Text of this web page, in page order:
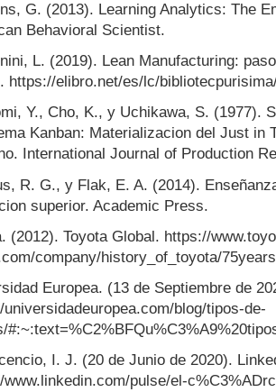
G. (2013). Learning Analytics: The
Behavioral Scientist.
L. (2019). Lean Manufacturing:
https://elibro.net/es/lc/
Y., Cho, K., y Uchikawa, S. (1977).
Kanban: Materializacion del Just in
International Journal of Production
R. G., y Flak, E. A. (2014).
superior. Academic Press.
(2012). Toyota Global. https://
company/history_of_toyota/
Europea. (13 de Septiembre de
universidadeuropea.com/blog/tipos-de-
I. J. (20 de Junio de 2020).
www.linkedin.com/pulse/el-